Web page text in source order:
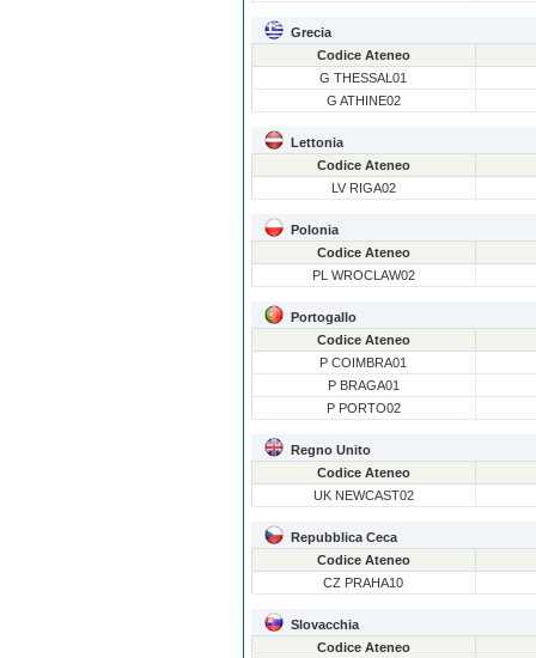
Grecia
Codice Ateneo
G THESSAL01
G ATHINE02
Lettonia
Codice Ateneo
LV RIGA02
Polonia
Codice Ateneo
PL WROCLAW02
Portogallo
Codice Ateneo
P COIMBRA01
P BRAGA01
P PORTO02
Regno Unito
Codice Ateneo
UK NEWCAST02
Repubblica Ceca
Codice Ateneo
CZ PRAHA10
Slovacchia
Codice Ateneo